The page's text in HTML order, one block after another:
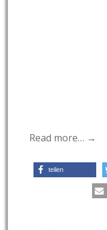
Read more… →
teilen